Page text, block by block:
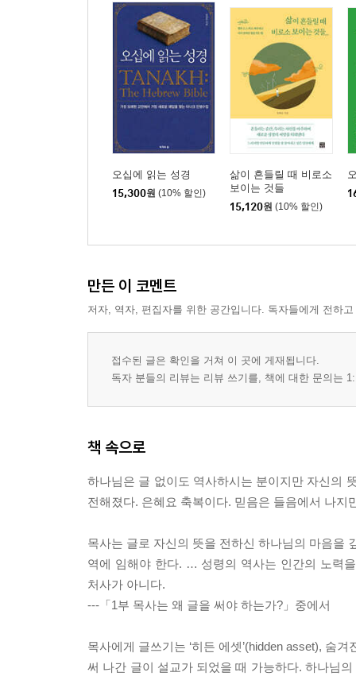
오십에 읽는 성경
15,300원 (10% 할인)
삶이 흔들릴 때 비로소
보이는 것들
15,120원 (10% 할인)
만든 이 코멘트
저자, 역자, 편집자를 위한 공간입니다. 독자들에게 전하
접수된 글은 확인을 거쳐 이 곳에 게재됩니다.
독자 분들의 리뷰는 리뷰 쓰기를, 책에 대한 문의는
책 속으로
하나님은 글 없이도 역사하시는 분이지만 자신의
전해졌다. 은혜요 축복이다. 믿음은 들음에서 나
목사는 글로 자신의 뜻을 전하신 하나님의 마음을
역에 임해야 한다. … 성령의 역사는 인간의 노력
처사가 아니다.
---「1부 목사는 왜 글을 써야 하는가?」중에서
목사에게 글쓰기는 ‘히든 에셋’(hidden asset), 숨
써 나간 글이 설교가 되었을 때 가능하다. 하나님